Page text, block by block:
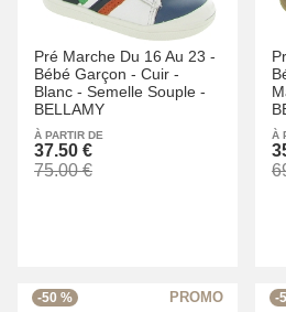
Pré Marche Du 16 Au 23 -
Bébé Garçon - Cuir -
Blanc - Semelle Souple -
BELLAMY
À PARTIR DE
37.50 €
75.00 €
À
-50 % -